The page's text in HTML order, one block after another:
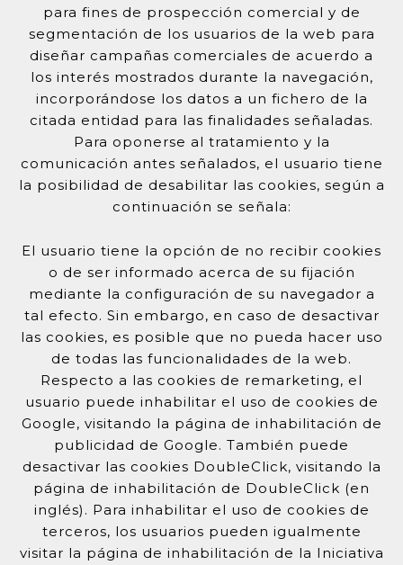
para fines de prospección comercial y de
segmentación de los usuarios de la web para
diseñar campañas comerciales de acuerdo a
los interés mostrados durante la navegación,
incorporándose los datos a un fichero de la
citada entidad para las finalidades señaladas.
Para oponerse al tratamiento y la
comunicación antes señalados, el usuario tiene
la posibilidad de desabilitar las cookies, según a
continuación se señala:
El usuario tiene la opción de no recibir cookies
o de ser informado acerca de su fijación
mediante la configuración de su navegador a
tal efecto. Sin embargo, en caso de desactivar
las cookies, es posible que no pueda hacer uso
de todas las funcionalidades de la web.
Respecto a las cookies de remarketing, el
usuario puede inhabilitar el uso de cookies de
Google, visitando la página de inhabilitación de
publicidad de Google. También puede
desactivar las cookies DoubleClick, visitando la
página de inhabilitación de DoubleClick (en
inglés). Para inhabilitar el uso de cookies de
terceros, los usuarios pueden igualmente
visitar la página de inhabilitación de la Iniciativa